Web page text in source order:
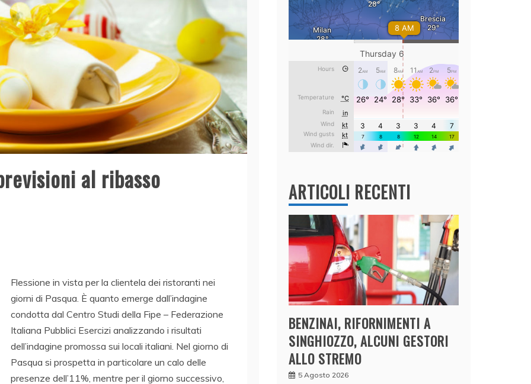
al ribasso
Flessione in vista per la clientela dei ristoranti nei
giorni di Pasqua. È quanto emerge dall’indagine
condotta dal Centro Studi della Fipe – Federazione
Italiana Pubblici Esercizi analizzando i risultati
dell’indagine promossa sui locali italiani. Nel giorno di
Pasqua si prospetta in particolare un calo delle
presenze dell’11%, mentre per il giorno successivo,
ARTICOLI RECENTI
BENZINAI, RIFORNIMENTI A
SINGHIOZZO, ALCUNI GESTORI
ALLO STREMO
5 Agosto 2026